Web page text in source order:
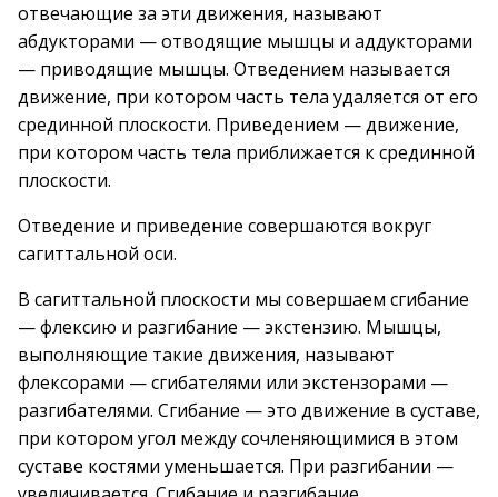
отвечающие за эти движения, называют
абдукторами — отводящие мышцы и аддукторами
— приводящие мышцы. Отведением называется
движение, при котором часть тела удаляется от его
срединной плоскости. Приведением — движение,
при котором часть тела приближается к срединной
плоскости.
Отведение и приведение совершаются вокруг
сагиттальной оси.
В сагиттальной плоскости мы совершаем сгибание
— флексию и разгибание — экстензию. Мышцы,
выполняющие такие движения, называют
флексорами — сгибателями или экстензорами —
разгибателями. Сгибание — это движение в суставе,
при котором угол между сочленяющимися в этом
суставе костями уменьшается. При разгибании —